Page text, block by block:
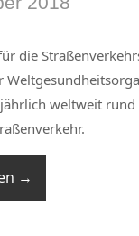
die
weltweit
→